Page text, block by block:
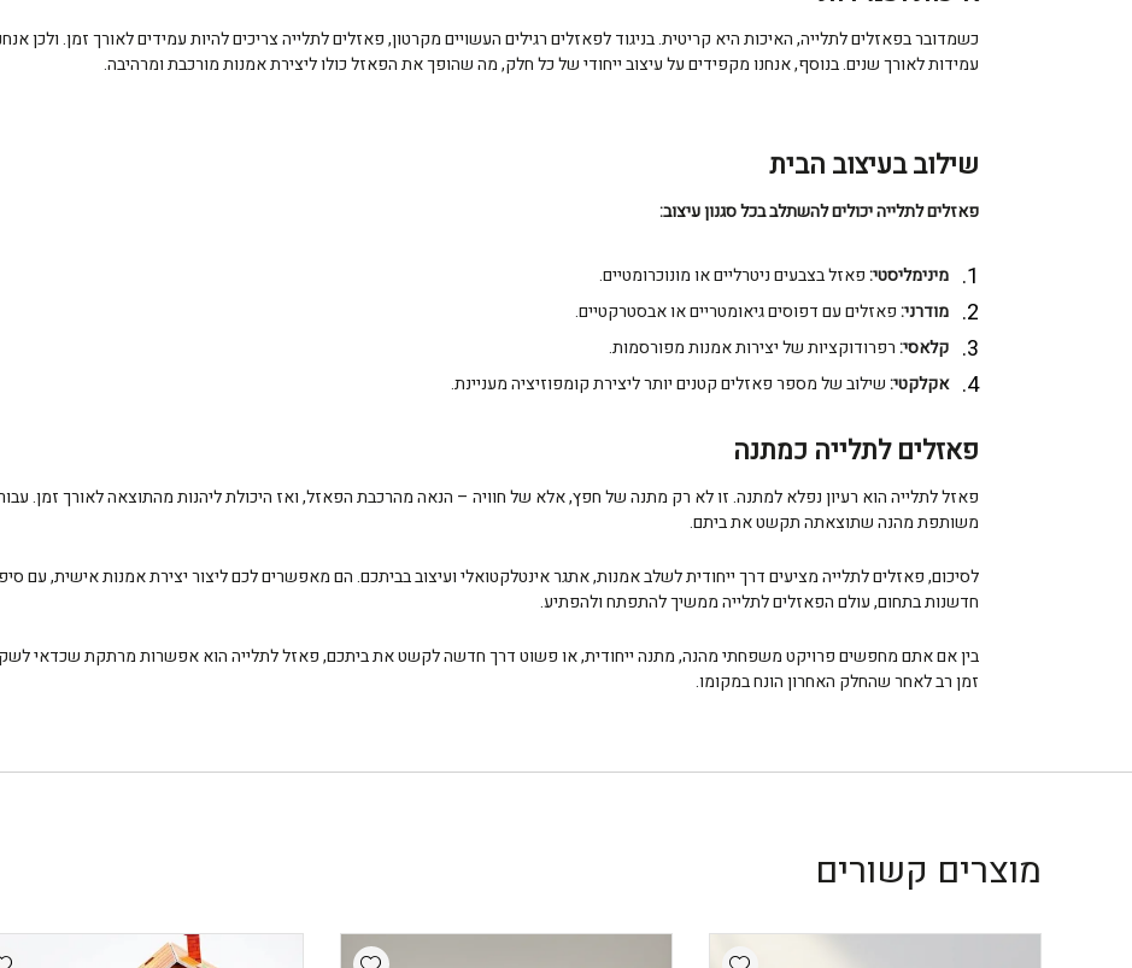
כשמדובר בפאזלים לתלייה, האיכות היא קריטית. בניגוד לפאזלים רגילים העשויים מקרטון, פאזלים לתלייה צריכים להיות עמידים לאורך זמן. ולכן
עמידות לאורך שנים. בנוסף, אנחנו מקפידים על עיצוב ייחודי של כל חלק, מה שהופך את הפאזל כולו ליצירת אמנות מורכבת ומרהיבה.
שילוב בעיצוב הבית
פאזלים לתלייה יכולים להשתלב בכל סגנון עיצוב:
מינימליסטי:פאזל בצבעים ניטרליים או מונוכרומטיים.
מודרני:פאזלים עם דפוסים גיאומטריים או אבסטרקטיים.
קלאסי:רפרודוקציות של יצירות אמנות מפורסמות.
אקלקטי:שילוב של מספר פאזלים קטנים יותר ליצירת קומפוזיציה מעניינת.
פאזלים לתלייה כמתנה
פאזל לתלייה הוא רעיון נפלא למתנה. זו לא רק מתנה של חפץ, אלא של חוויה – הנאה מהרכבת הפאזל, ואז היכולת ליהנות מהתוצאה לאורך זמן. עבור
משותפת מהנה שתוצאתה תקשט את ביתם.
לסיכום, פאזלים לתלייה מציעים דרך ייחודית לשלב אמנות, אתגר אינטלקטואלי ועיצוב בביתכם. הם מאפשרים לכם ליצור יצירת אמנות אישית, עם
חדשנות בתחום, עולם הפאזלים לתלייה ממשיך להתפתח ולהפתיע.
בין אם אתם מחפשים פרויקט משפחתי מהנה, מתנה ייחודית, או פשוט דרך חדשה לקשט את ביתכם, פאזל לתלייה הוא אפשרות מרתקת שכדאי
זמן רב לאחר שהחלק האחרון הונח במקומו.
מוצרים קשורים
Add wishlist
Add wishlist